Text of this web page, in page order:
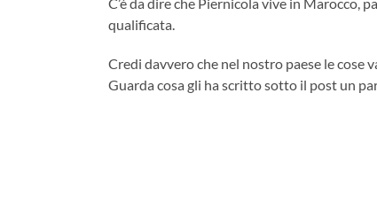
qualificata.
Credi davvero che nel nostro paese le cose
Guarda cosa gli ha scritto sotto il post un